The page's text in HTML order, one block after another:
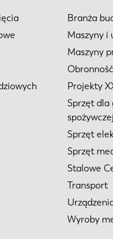
Branża
Maszyny i
Maszyny
Obronność
Projekty
Sprzęt dla
spożywczej
Sprzęt
Sprzęt
Stalowe
Transport
Wyroby